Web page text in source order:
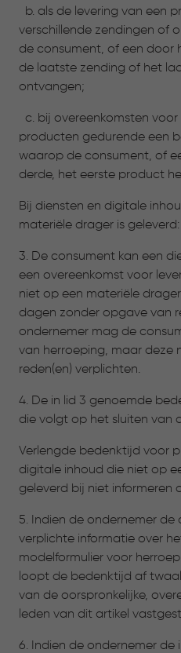
b. als de levering van een
verschillende zendingen of
de consument, of een door
de laatste zending of het
ontvangen;
c. bij overeenkomsten
producten gedurende een
waarop de consument, of
derde, het eerste product
Bij diensten en digitale
materiële drager is geleverd:
3. De consument kan een
een overeenkomst voor
niet op een materiële
dagen zonder opgave van
ondernemer mag de
van herroeping, maar deze
reden(en) verplichten.
4. De in lid 3 genoemde
die volgt op het sluiten van
Verlengde bedenktijd voor
digitale inhoud die niet op
geleverd bij niet informeren
5. Indien de ondernemer
verplichte informatie over
modelformulier voor
loopt de bedenktijd af
van de oorspronkelijke,
leden van dit artikel
6. Indien de ondernemer de